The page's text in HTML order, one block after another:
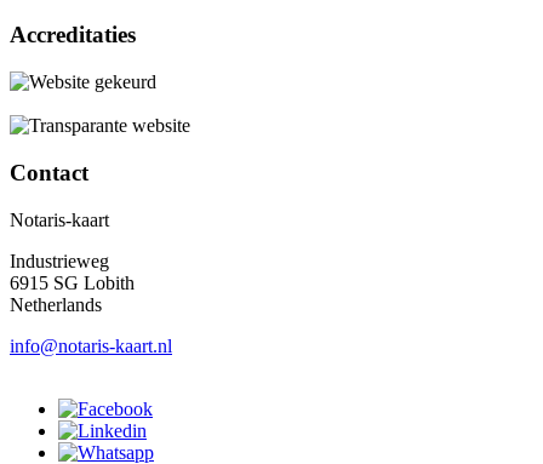
Accreditaties
Contact
Notaris-kaart
Industrieweg
6915 SG Lobith
Netherlands
info@notaris-kaart.nl